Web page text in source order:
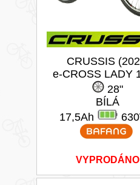
CRUSSIS
e-CROSS LADY
28"
BÍLÁ
17,5Ah
VYPRODÁNO